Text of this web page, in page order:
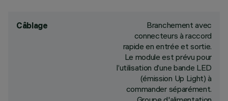
Câblage
Branchement avec
connecteurs à raccord
rapide en entrée et sortie.
Le module est prévu pour
l’utilisation d’une bande LED
(émission Up Light) à
commander séparément.